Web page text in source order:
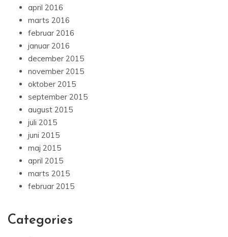
april 2016
marts 2016
februar 2016
januar 2016
december 2015
november 2015
oktober 2015
september 2015
august 2015
juli 2015
juni 2015
maj 2015
april 2015
marts 2015
februar 2015
Categories